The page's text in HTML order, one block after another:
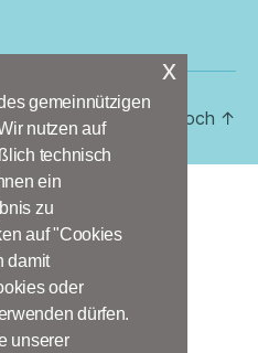
Hoch ↑
gemeinnützigen
nutzen auf
technisch
ein
zu
auf "Cookies
damit
oder
dürfen.
unserer
x